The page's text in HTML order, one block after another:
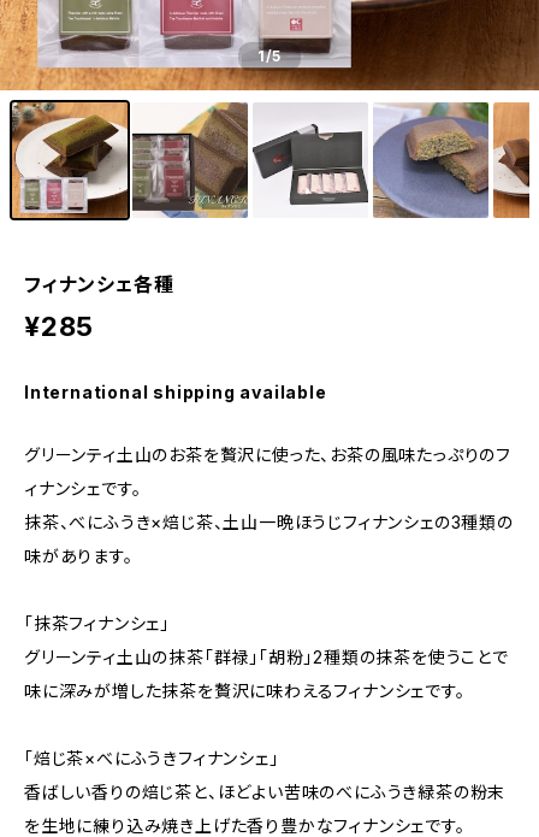
1/5
フィナンシェ各種
¥285
International shipping available
グリーンティ土山のお茶を贅沢に使った、お茶の風味たっぷりのフ
ィナンシェです。
抹茶、べにふうき×焙じ茶、土山一晩ほうじフィナンシェの3種類の
味があります。
「抹茶フィナンシェ」
グリーンティ土山の抹茶「群禄」「胡粉」2種類の抹茶を使うことで
味に深みが増した抹茶を贅沢に味わえるフィナンシェです。
「焙じ茶×べにふうきフィナンシェ」
香ばしい香りの焙じ茶と、ほどよい苦味のべにふうき緑茶の粉末
を生地に練り込み焼き上げた香り豊かなフィナンシェです。